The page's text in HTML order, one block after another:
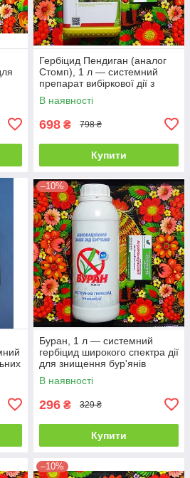
Гербіцид Пендиган (аналог
Стомп), 1 л — системний
препарат вибіркової дії з
великим спектром
В наявності
698 ₴ 798 ₴
Купити
–10%
Буран, 1 л — системний
гербіцид широкого спектра дії
для знищення бур'янів
В наявності
296 ₴ 329 ₴
Купити
–10%